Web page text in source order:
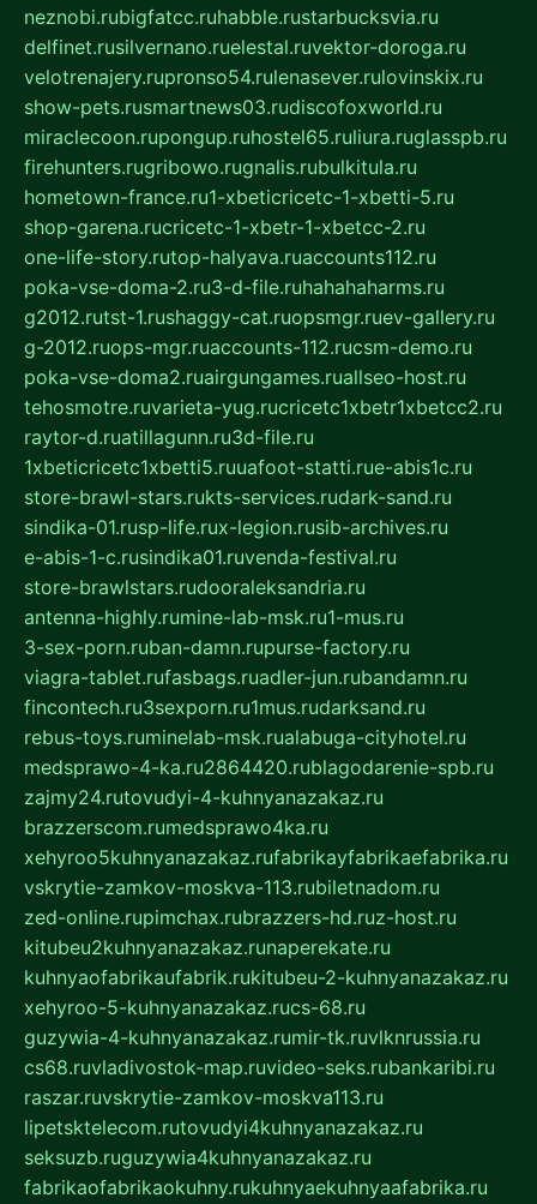
neznobi.rubigfatcc.ruhabble.rustarbucksvia.ru
delfinet.rusilvernano.ruelestal.ruvektor-doroga.ru
velotrenajery.rupronso54.rulenasever.rulovinskix.ru
show-pets.rusmartnews03.rudiscofoxworld.ru
miraclecoon.rupongup.ruhostel65.ruliura.ruglasspb.ru
firehunters.rugribowo.rugnalis.rubulkitula.ru
hometown-france.ru1-xbeticricetc-1-xbetti-5.ru
shop-garena.rucricetc-1-xbetr-1-xbetcc-2.ru
one-life-story.rutop-halyava.ruaccounts112.ru
poka-vse-doma-2.ru3-d-file.ruhahahaharms.ru
g2012.rutst-1.rushaggy-cat.ruopsmgr.ruev-gallery.ru
g-2012.ruops-mgr.ruaccounts-112.rucsm-demo.ru
poka-vse-doma2.ruairgungames.ruallseo-host.ru
tehosmotre.ruvarieta-yug.rucricetc1xbetr1xbetcc2.ru
raytor-d.ruatillagunn.ru3d-file.ru
1xbeticricetc1xbetti5.ruuafoot-statti.rue-abis1c.ru
store-brawl-stars.rukts-services.rudark-sand.ru
sindika-01.rusp-life.rux-legion.rusib-archives.ru
e-abis-1-c.rusindika01.ruvenda-festival.ru
store-brawlstars.rudooraleksandria.ru
antenna-highly.rumine-lab-msk.ru1-mus.ru
3-sex-porn.ruban-damn.rupurse-factory.ru
viagra-tablet.rufasbags.ruadler-jun.rubandamn.ru
fincontech.ru3sexporn.ru1mus.rudarksand.ru
rebus-toys.ruminelab-msk.rualabuga-cityhotel.ru
medsprawo-4-ka.ru2864420.rublagodarenie-spb.ru
zajmy24.rutovudyi-4-kuhnyanazakaz.ru
brazzerscom.rumedsprawo4ka.ru
xehyroo5kuhnyanazakaz.rufabrikayfabrikaefabrika.ru
vskrytie-zamkov-moskva-113.rubiletnadom.ru
zed-online.rupimchax.rubrazzers-hd.ruz-host.ru
kitubeu2kuhnyanazakaz.runaperekate.ru
kuhnyaofabrikaufabrik.rukitubeu-2-kuhnyanazakaz.ru
xehyroo-5-kuhnyanazakaz.rucs-68.ru
guzywia-4-kuhnyanazakaz.rumir-tk.ruvlknrussia.ru
cs68.ruvladivostok-map.ruvideo-seks.rubankaribi.ru
raszar.ruvskrytie-zamkov-moskva113.ru
lipetsktelecom.rutovudyi4kuhnyanazakaz.ru
seksuzb.ruguzywia4kuhnyanazakaz.ru
fabrikaofabrikaokuhny.rukuhnyaekuhnyaafabrika.ru